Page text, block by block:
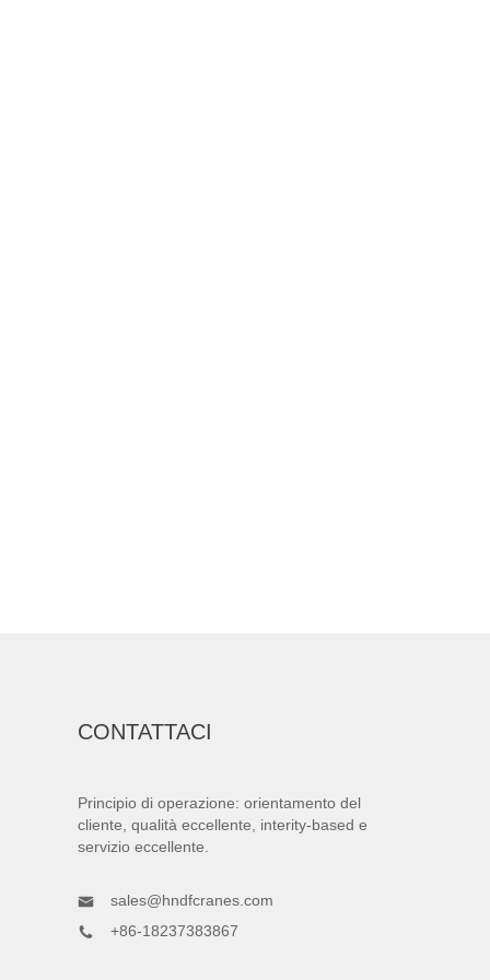
CONTATTACI
Principio di operazione: orientamento del
cliente, qualità eccellente, interity-based e
servizio eccellente.
sales@hndfcranes.com
+86-18237383867